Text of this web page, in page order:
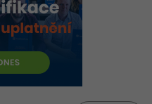
SEO